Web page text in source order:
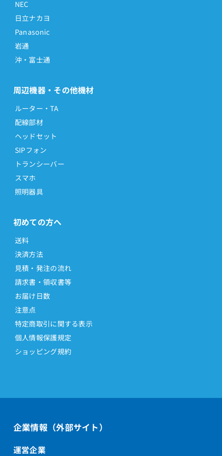
NEC
日立ナカヨ
Panasonic
岩通
沖・富士通
周辺機器・その他機材
ルーター・TA
配線部材
ヘッドセット
SIPフォン
トランシーバー
スマホ
照明器具
初めての方へ
送料
決済方法
見積・発注の流れ
請求書・領収書等
お届け日数
注意点
特定商取引に関する表示
個人情報保護規定
ショッピング規約
企業情報（外部サイト）
運営企業